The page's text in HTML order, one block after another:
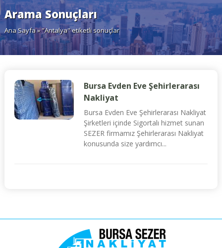
Arama Sonuçları
Ana Sayfa» "Antalya" etiketli sonuçlar
Bursa Evden Eve Şehirlerarası
Nakliyat
Bursa Evden Eve Şehirlerarası Nakliyat
Şirketleri içinde Sigortalı hizmet sunan
SEZER firmamız Şehirlerarası Nakliyat
konusunda size yardımcı...